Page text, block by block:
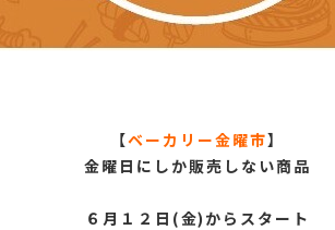
【ベーカリー金曜市】
金曜日にしか販売しない商品
６月１２日(金)からスタート